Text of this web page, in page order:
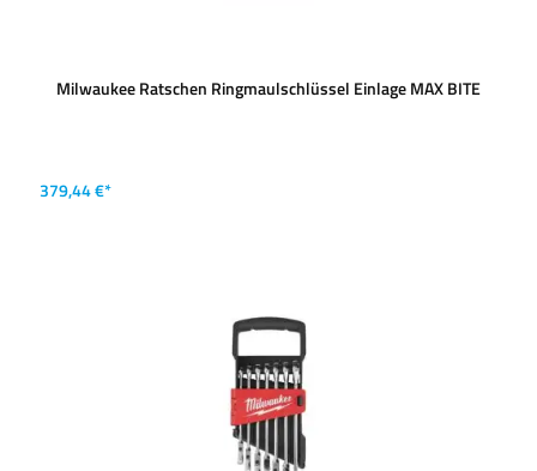
Milwaukee Ratschen Ringmaulschlüssel Einlage MAX BITE
379,44 €*